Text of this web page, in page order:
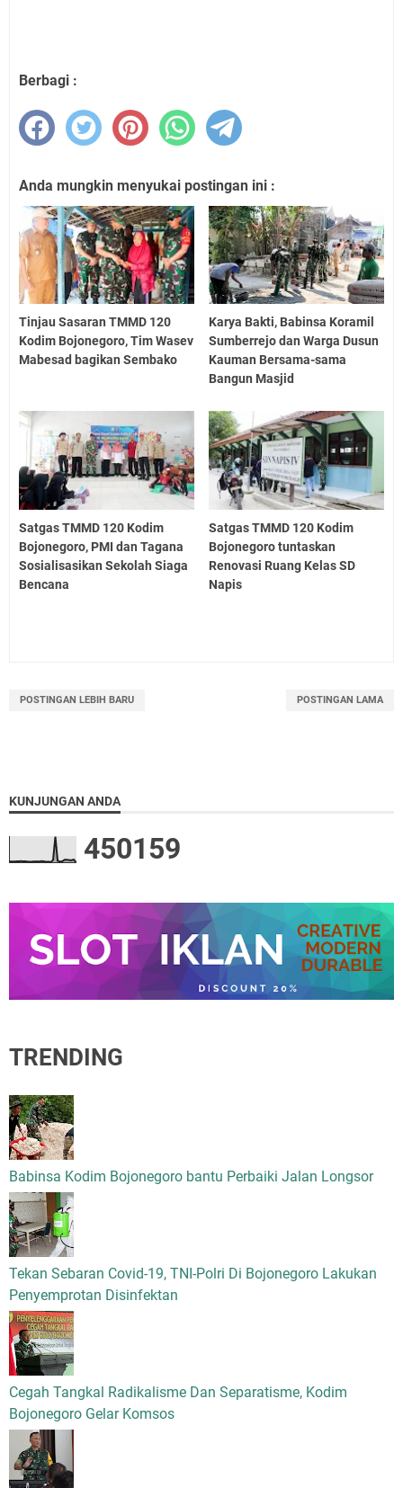
Berbagi :
Anda mungkin menyukai postingan ini :
Tinjau Sasaran TMMD 120
Kodim Bojonegoro, Tim Wasev
Mabesad bagikan Sembako
Karya Bakti, Babinsa Koramil
Sumberrejo dan Warga Dusun
Kauman Bersama-sama
Bangun Masjid
Satgas TMMD 120 Kodim
Bojonegoro, PMI dan Tagana
Sosialisasikan Sekolah Siaga
Bencana
Satgas TMMD 120 Kodim
Bojonegoro tuntaskan
Renovasi Ruang Kelas SD
Napis
POSTINGAN LEBIH BARU POSTINGAN LAMA
KUNJUNGAN ANDA
450159
TRENDING
Babinsa Kodim Bojonegoro bantu Perbaiki Jalan Longsor
Tekan Sebaran Covid-19, TNI-Polri Di Bojonegoro Lakukan
Penyemprotan Disinfektan
Cegah Tangkal Radikalisme Dan Separatisme, Kodim
Bojonegoro Gelar Komsos